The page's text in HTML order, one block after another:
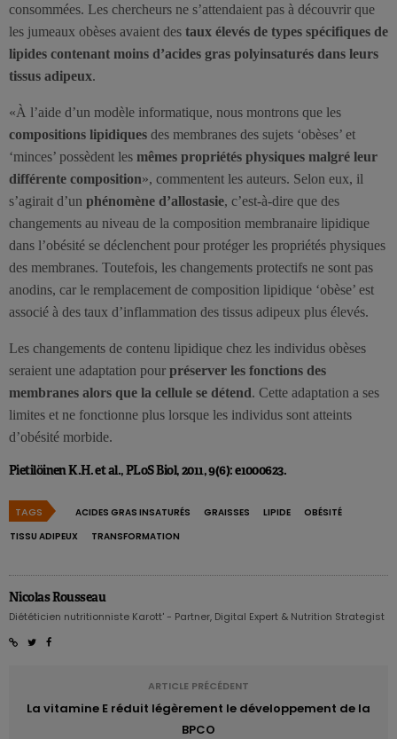
consommées. Les chercheurs ne s’attendaient pas à découvrir que
les jumeaux obèses avaient des taux élevés de types spécifiques de
lipides contenant moins d’acides gras polyinsaturés dans leurs
tissus adipeux.
«À l’aide d’un modèle informatique, nous montrons que les
compositions lipidiques des membranes des sujets ‘obèses’ et
‘minces’ possèdent les mêmes propriétés physiques malgré leur
différente composition», commentent les auteurs. Selon eux, il
s’agirait d’un phénomène d’allostasie, c’est-à-dire que des
changements au niveau de la composition membranaire lipidique
dans l’obésité se déclenchent pour protéger les propriétés physiques
des membranes. Toutefois, les changements protectifs ne sont pas
anodins, car le remplacement de composition lipidique ‘obèse’ est
associé à des taux d’inflammation des tissus adipeux plus élevés.
Les changements de contenu lipidique chez les individus obèses
seraient une adaptation pour préserver les fonctions des
membranes alors que la cellule se détend. Cette adaptation a ses
limites et ne fonctionne plus lorsque les individus sont atteints
d’obésité morbide.
Pietilöinen K.H. et al., PLoS Biol, 2011, 9(6): e1000623.
TAGS ACIDES GRAS INSATURÉS GRAISSES LIPIDE
OBÉSITÉ
TISSU ADIPEUX
TRANSFORMATION
Nicolas Rousseau
Diététicien nutritionniste Karott' - Partner, Digital Expert & Nutrition Strategist
ARTICLE PRÉCÉDENT
La vitamine E réduit légèrement le développement de la
BPCO